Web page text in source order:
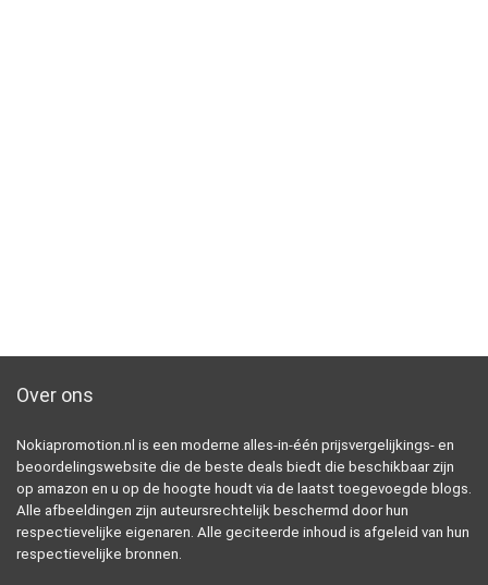
Over ons
Nokiapromotion.nl is een moderne alles-in-één prijsvergelijkings- en
beoordelingswebsite die de beste deals biedt die beschikbaar zijn
op amazon en u op de hoogte houdt via de laatst toegevoegde blogs.
Alle afbeeldingen zijn auteursrechtelijk beschermd door hun
respectievelijke eigenaren. Alle geciteerde inhoud is afgeleid van hun
respectievelijke bronnen.